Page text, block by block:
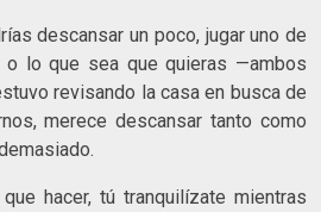
descansar un poco, jugar uno de
lo que sea que quieras —ambos
revisando la casa en busca de
merece descansar tanto como
hacer, tú tranquilízate mientras